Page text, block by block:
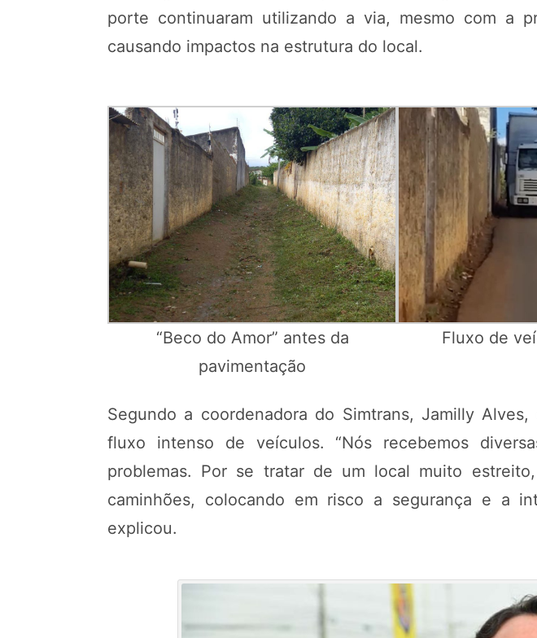
porte continuaram utilizando a via, mesmo com a
causando impactos na estrutura do local.
“Beco do Amor” antes da
pavimentação
Fluxo de
Segundo a coordenadora do Simtrans, Jamilly
fluxo intenso de veículos. “Nós recebemos
problemas. Por se tratar de um local muito
caminhões, colocando em risco a segurança e a
explicou.